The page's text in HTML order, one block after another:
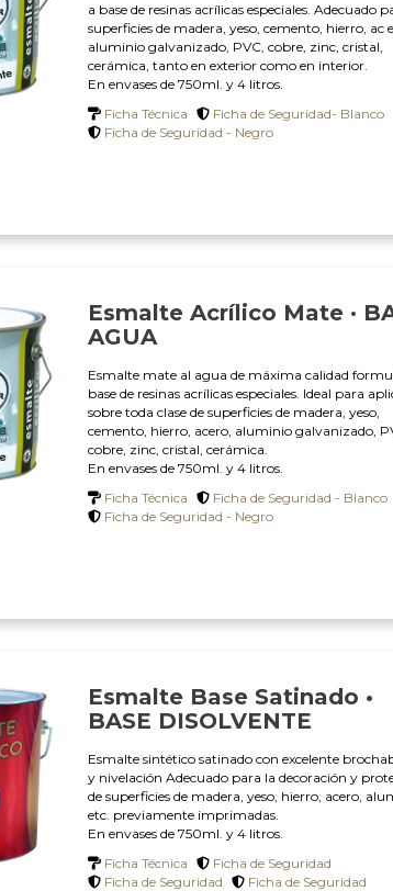
a base de resinas acrílicas especiales. Adecuado
superficies de madera, yeso, cemento, hierro, ac
aluminio galvanizado, PVC, cobre, zinc, cristal,
cerámica, tanto en exterior como en interior.
En envases de 750ml. y 4 litros.
Ficha Técnica
Ficha de Seguridad- Blanco
Ficha de Seguridad - Negro
Esmalte Acrílico Mate ·
AGUA
Esmalte mate al agua de máxima calidad
base de resinas acrílicas especiales. Ideal para
sobre toda clase de superficies de madera, yeso,
cemento, hierro, acero, aluminio galvanizado,
cobre, zinc, cristal, cerámica.
En envases de 750ml. y 4 litros.
Ficha Técnica
Ficha de Seguridad - Blanco
Ficha de Seguridad - Negro
Esmalte Base Satinado •
BASE DISOLVENTE
Esmalte sintético satinado con excelente
y nivelación Adecuado para la decoración y
de superficies de madera, yeso, hierro, acero,
etc. previamente imprimadas.
En envases de 750ml. y 4 litros.
Ficha Técnica
Ficha de Seguridad
Ficha de Seguridad
Ficha de Seguridad